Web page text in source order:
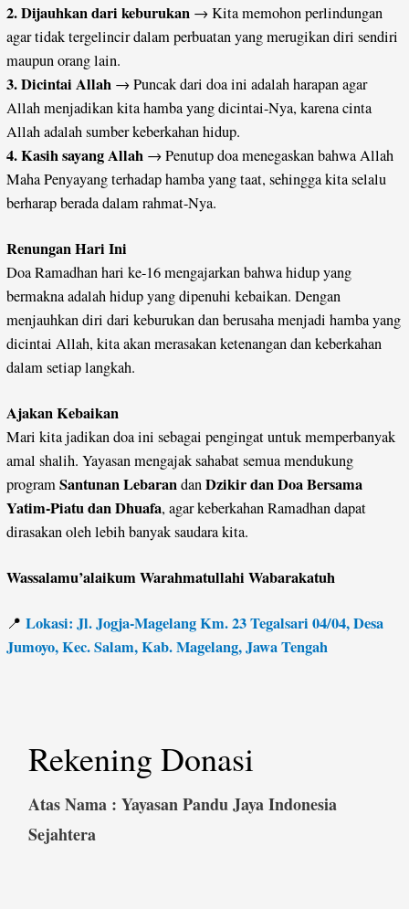
2. Dijauhkan dari keburukan → Kita memohon perlindungan
agar tidak tergelincir dalam perbuatan yang merugikan diri sendiri
maupun orang lain.
3. Dicintai Allah → Puncak dari doa ini adalah harapan agar
Allah menjadikan kita hamba yang dicintai-Nya, karena cinta
Allah adalah sumber keberkahan hidup.
4. Kasih sayang Allah → Penutup doa menegaskan bahwa Allah
Maha Penyayang terhadap hamba yang taat, sehingga kita selalu
berharap berada dalam rahmat-Nya.
Renungan Hari Ini
Doa Ramadhan hari ke-16 mengajarkan bahwa hidup yang
bermakna adalah hidup yang dipenuhi kebaikan. Dengan
menjauhkan diri dari keburukan dan berusaha menjadi hamba yang
dicintai Allah, kita akan merasakan ketenangan dan keberkahan
dalam setiap langkah.
Ajakan Kebaikan
Mari kita jadikan doa ini sebagai pengingat untuk memperbanyak
amal shalih. Yayasan mengajak sahabat semua mendukung
programSantunan LebarandanDzikir dan Doa Bersama
Yatim-Piatu dan Dhuafa, agar keberkahan Ramadhan dapat
dirasakan oleh lebih banyak saudara kita.
Wassalamu’alaikum Warahmatullahi Wabarakatuh
📍 Lokasi: Jl. Jogja-Magelang Km. 23 Tegalsari 04/04, Desa
Jumoyo, Kec. Salam, Kab. Magelang, Jawa Tengah
Rekening Donasi
Atas Nama : Yayasan Pandu Jaya Indonesia
Sejahtera